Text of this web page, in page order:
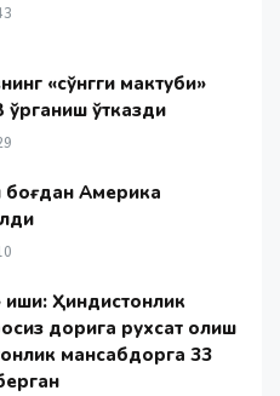
«сўнгги мактуби»
ўтказди
боғдан Америка
Ҳиндистонлик
дорига рухсат олиш
мансабдорга 33